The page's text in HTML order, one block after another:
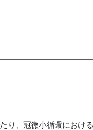
り、冠微小循環におけ